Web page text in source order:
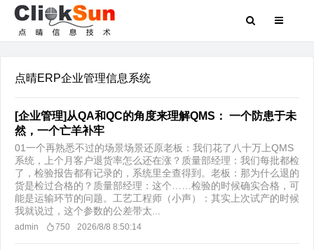
点晴ERP企业管理信息系统
[企业管理]从QA和QC的角度来理解QMS： 一个防患于未
然，一个亡羊补牢
01一个再熟悉不过的场景场景还原老板：我们花了八十万上QMS
系统，上个月客户退货率怎么还在涨？质量部经理：我们每批都检
了，检验报告都有记录的，系统里全查得到。老板：那为什么退的
货是检过合格的？质量部经理：这个……检验的时候确实合格，可
能是运输环节的问题。工艺工程师（小声）：其实上次试产的时候
我就说过，这个参数的公差带太...
admin 750 2026/8/8 8:50:14